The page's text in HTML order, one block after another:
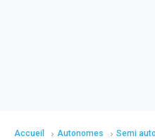
Accueil Autonomes
Semi